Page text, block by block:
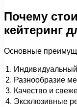
Почему
кейтеринг
Основные
1.
2. Разнообразие
3. Качество и
4. Эксклюзивные